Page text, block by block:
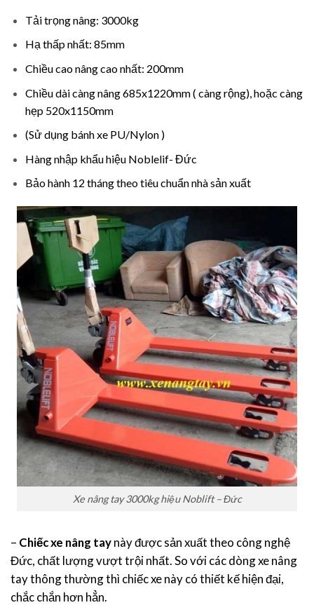
Tải trọng nâng: 3000kg
Hạ thấp nhất: 85mm
Chiều cao nâng cao nhất: 200mm
Chiều dài càng nâng 685x1220mm ( càng rộng), hoặc càng
hẹp 520x1150mm
(Sử dụng bánh xe PU/Nylon )
Hàng nhập khẩu hiệu Noblelif- Đức
Bảo hành 12 tháng theo tiêu chuẩn nhà sản xuất
Xe nâng tay 3000kg hiệu Noblift – Đức
– Chiếc xe nâng taynày được sản xuất theo công nghệ
Đức, chất lượng vượt trội nhất. So với các dòng xe nâng
tay thông thường thì chiếc xe này có thiết kế hiện đại,
chắc chắn hơn hẳn.